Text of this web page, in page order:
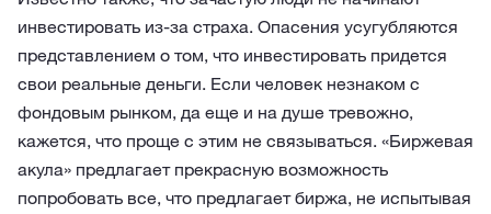
инвестировать из-за страха. Опасения усугубляются
представлением о том, что инвестировать придется
свои реальные деньги. Если человек незнаком с
фондовым рынком, да еще и на душе тревожно,
кажется, что проще с этим не связываться. «Биржевая
акула» предлагает прекрасную возможность
попробовать все, что предлагает биржа, не испытывая